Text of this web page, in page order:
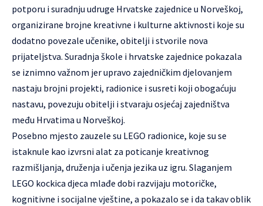
potporu i suradnju udruge Hrvatske zajednice u Norveškoj,
organizirane brojne kreativne i kulturne aktivnosti koje su
dodatno povezale učenike, obitelji i stvorile nova
prijateljstva. Suradnja škole i hrvatske zajednice pokazala
se iznimno važnom jer upravo zajedničkim djelovanjem
nastaju brojni projekti, radionice i susreti koji obogaćuju
nastavu, povezuju obitelji i stvaraju osjećaj zajedništva
među Hrvatima u Norveškoj.
Posebno mjesto zauzele su LEGO radionice, koje su se
istaknule kao izvrsni alat za poticanje kreativnog
razmišljanja, druženja i učenja jezika uz igru. Slaganjem
LEGO kockica djeca mlađe dobi razvijaju motoričke,
kognitivne i socijalne vještine, a pokazalo se i da takav oblik